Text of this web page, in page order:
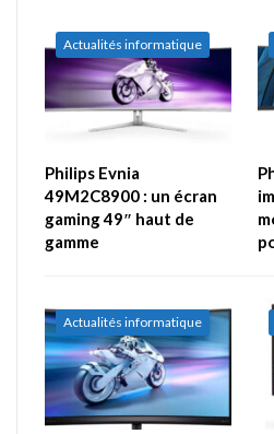
Actualités informatique
Philips Evnia
49M2C8900 : un écran
gaming 49″ haut de
gamme
Actualités informatique